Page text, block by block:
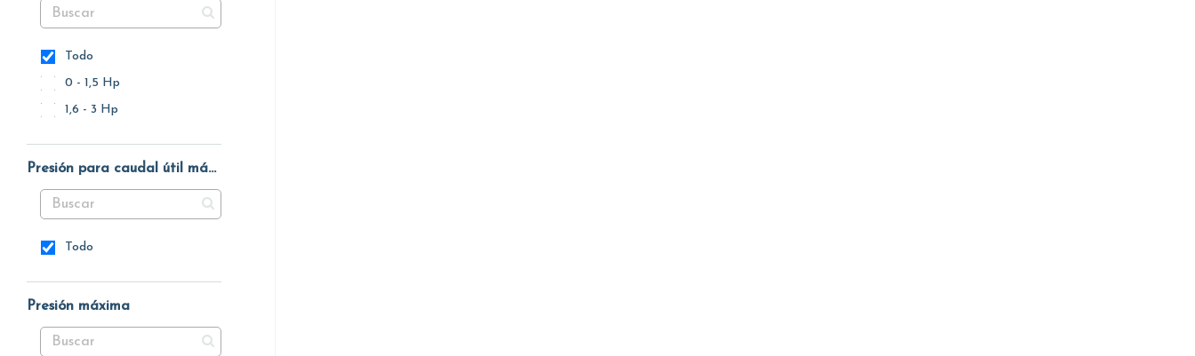
Todo
0 - 1,5 Hp
1,6 - 3 Hp
Presión para caudal útil máximo
Todo
Presión máxima